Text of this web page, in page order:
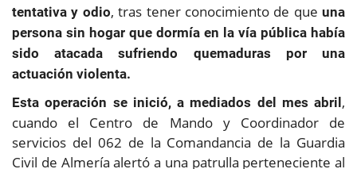
tentativa y odio, tras tener conocimiento de que una
persona sin hogar que dormía en la vía pública había
sido atacada sufriendo quemaduras por una
actuación violenta.
Esta operación se inició, a mediados del mes abril ,
cuando el Centro de Mando y Coordinador de
servicios del 062 de la Comandancia de la Guardia
Civil de Almería alertó a una patrulla perteneciente al